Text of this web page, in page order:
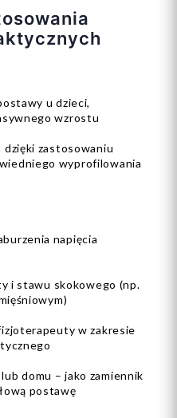
u dzieci,
wzrostu
zastosowaniu
wyprofilowania
napięcia
i stawu skokowego (np.
w zakresie
domu – jako zamiennik
postawę